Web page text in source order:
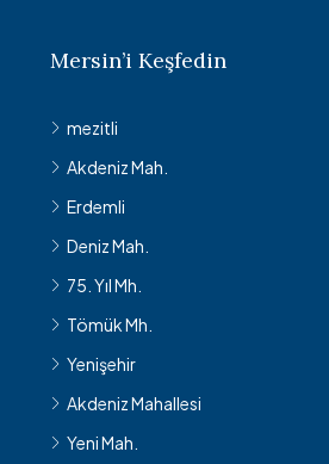
Mersin’i Keşfedin
mezitli
Akdeniz Mah.
Erdemli
Deniz Mah.
75. Yıl Mh.
Tömük Mh.
Yenişehir
Akdeniz Mahallesi
Yeni Mah.